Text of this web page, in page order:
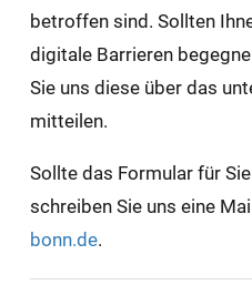
betroffen sind. Sollten
digitale Barrieren
Sie uns diese über das
mitteilen.
Sollte das Formular für
schreiben Sie uns eine
bonn.de.